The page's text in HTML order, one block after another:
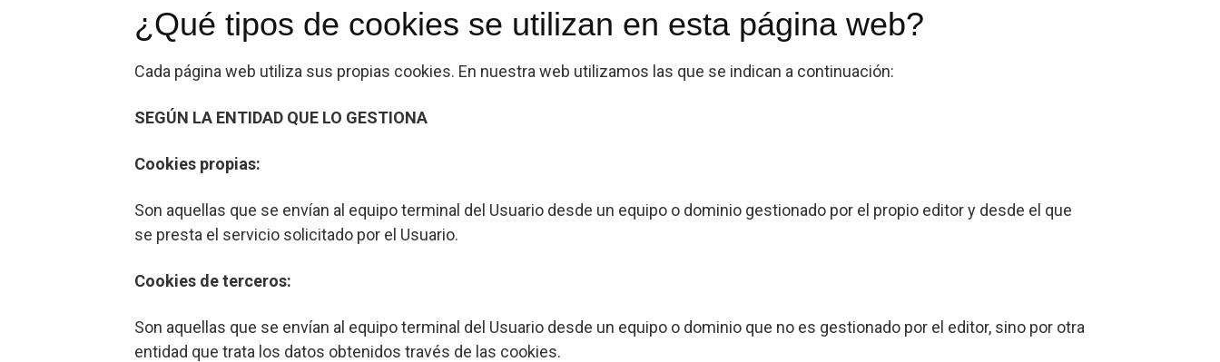
¿Qué tipos de cookies se utilizan en esta página web?
Cada página web utiliza sus propias cookies. En nuestra web utilizamos las que se indican a continuación:
SEGÚN LA ENTIDAD QUE LO GESTIONA
Cookies propias:
Son aquellas que se envían al equipo terminal del Usuario desde un equipo o dominio gestionado por el propio editor y desde el que
se presta el servicio solicitado por el Usuario.
Cookies de terceros:
Son aquellas que se envían al equipo terminal del Usuario desde un equipo o dominio que no es gestionado por el editor, sino por otra
entidad que trata los datos obtenidos través de las cookies.